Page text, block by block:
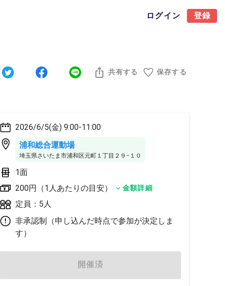
ログイン 登録
共有する 保存する
2026/6/5(金) 9:00-11:00
浦和総合運動場
埼玉県さいたま市浦和区元町１丁目２９−１０
1面
200円（1人あたりの目安）
金額詳細
定員：5人
非承認制（申し込んだ時点で参加が決定しま
す）
開催済